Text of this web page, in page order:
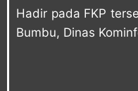
Hadir pada FKP
Bumbu, Dinas